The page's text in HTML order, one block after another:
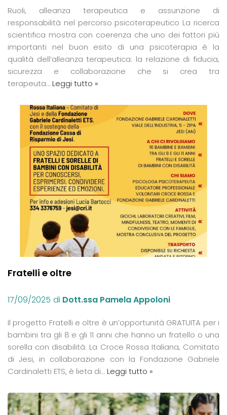
Ruoli, alleanza terapeutica e assunzione di
responsabilità nel percorso psicoterapeutico La ricerca
scientifica mostra con coerenza che uno dei fattori più
importanti nel buon esito di una psicoterapia è la
qualità dell’alleanza terapeutica: la relazione di fiducia,
sicurezza e collaborazione che si crea tra
terapeuta…Leggi tutto »
Fratelli e oltre
17/09/2025 di Dott.ssa Pamela Appoloni
Il progetto Fratelli e oltre è un’opportunità GRATUITA per i
bambini tra gli 8 e gli 11 anni che hanno un fratello o una
sorella con disabilità. La Croce Rossa Italiana, Comitato
di Jesi, in collaborazione con la Fondazione Gabriele
Cardinaletti ETS, è lieta di…Leggi tutto »